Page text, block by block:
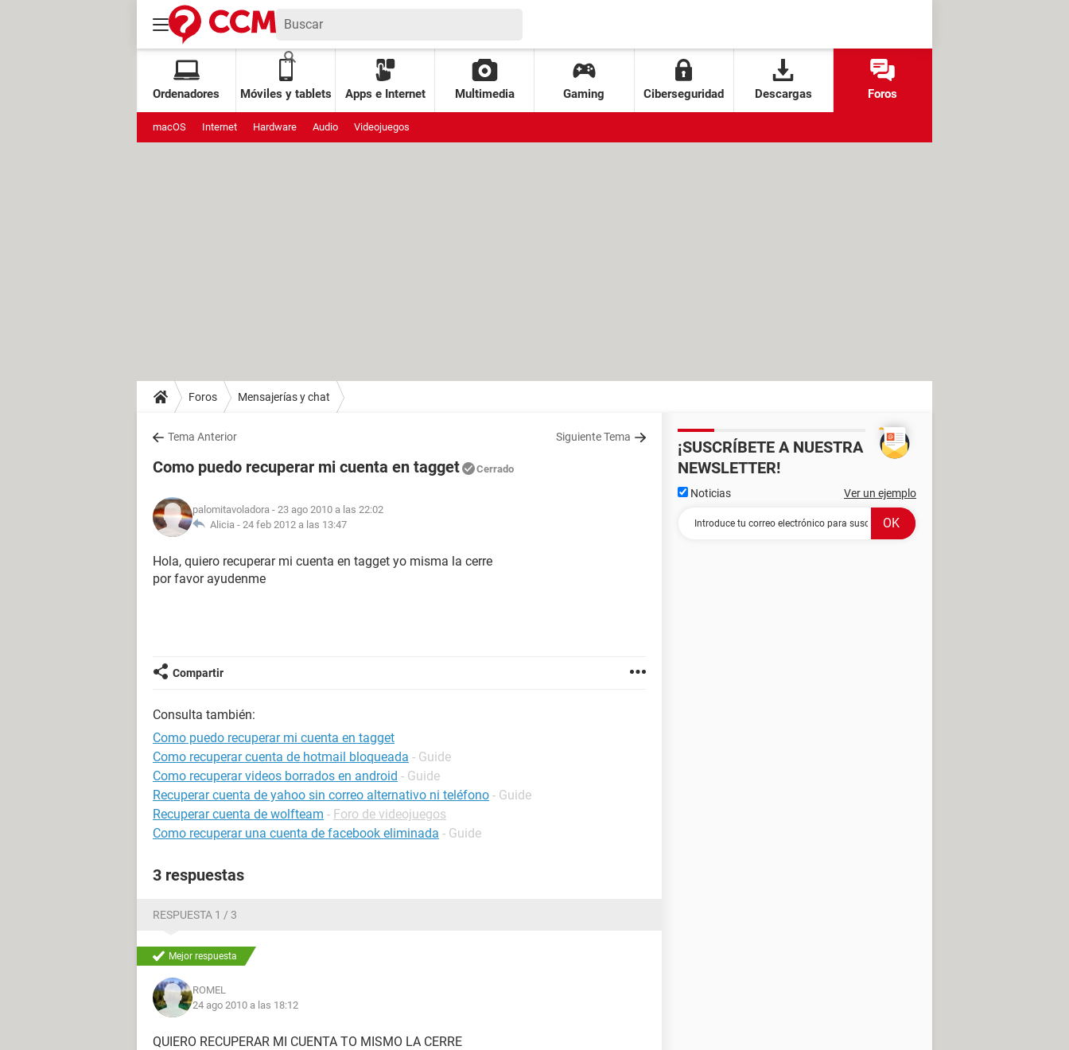
Ordenadores Móviles y tablets Apps e Internet Multimedia Gaming Ciberseguridad Descargas Foros
macOS Internet Hardware Audio Videojuegos
Foros Mensajerías y chat
Tema Anterior Siguiente Tema
Como puedo recuperar mi cuenta en tagget Cerrado
palomitavoladora - 23 ago 2010 a las 22:02
Alicia - 24 feb 2012 a las 13:47
Hola, quiero recuperar mi cuenta en tagget yo misma la cerre
por favor ayudenme
Compartir
Consulta también:
Como puedo recuperar mi cuenta en tagget
Como recuperar cuenta de hotmail bloqueada - Guide
Como recuperar videos borrados en android - Guide
Recuperar cuenta de yahoo sin correo alternativo ni teléfono - Guide
Recuperar cuenta de wolfteam - Foro de videojuegos
Como recuperar una cuenta de facebook eliminada - Guide
3 respuestas
RESPUESTA 1 / 3
Mejor respuesta
ROMEL
24 ago 2010 a las 18:12
QUIERO RECUPERAR MI CUENTA TO MISMO LA CERRE
¡SUSCRÍBETE A NUESTRA
NEWSLETTER!
Noticias Ver un ejemplo